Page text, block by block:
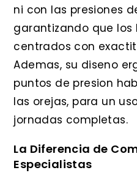
ni con las presiones
garantizando que
centrados con
Ademas, su diseno
puntos de presion
las orejas, para un
jornadas completas.
La Diferencia de
Especialistas